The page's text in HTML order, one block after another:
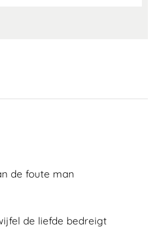
de foute man
de liefde bedreigt